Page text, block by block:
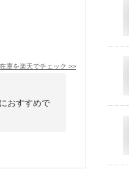
庫を楽天でチェック >>
おすすめで